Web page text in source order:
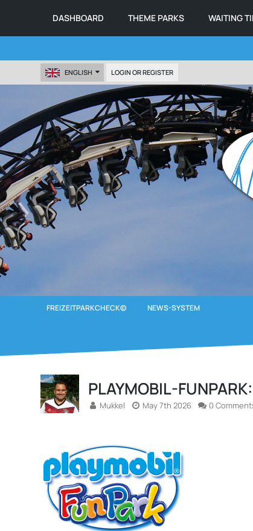
DASHBOARD THEME PARKS WAITING
ENGLISH LOGIN OR REGISTER
FREIZEITPARKCHECK© NEWS-SYSTEM
PLAYMOBIL-
Mukkel May 7th 2026 0